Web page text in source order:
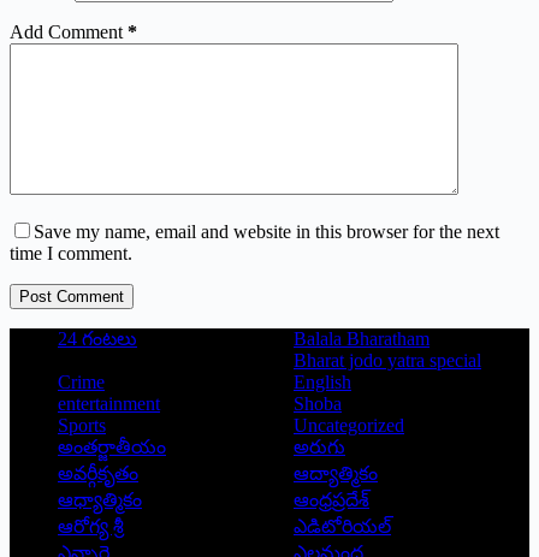
Add Comment *
Save my name, email and website in this browser for the next
time I comment.
Post Comment
24 గంటలు
Balala Bharatham
Bharat jodo yatra special
Crime
English
entertainment
Shoba
Sports
Uncategorized
అంతర్జాతీయం
అరుగు
అవర్గీకృతం
ఆద్యాత్మికం
ఆధ్యాత్మికం
ఆంధ్రప్రదేశ్
ఆరోగ్య శ్రీ
ఎడిటోరియల్
ఎన్నారై
ఎలమంద